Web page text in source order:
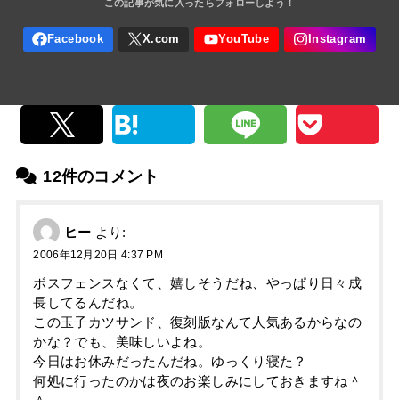
12件のコメント
ヒー より:
2006年12月20日 4:37 PM
ボスフェンスなくて、嬉しそうだね、やっぱり日々成
長してるんだね。
この玉子カツサンド、復刻版なんて人気あるからなの
かな？でも、美味しいよね。
今日はお休みだったんだね。ゆっくり寝た？
何処に行ったのかは夜のお楽しみにしておきますね＾